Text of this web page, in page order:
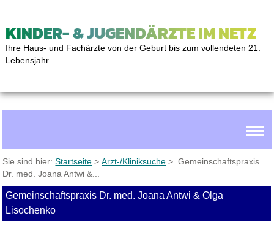
KINDER- & JUGENDÄRZTE IM NETZ
Ihre Haus- und Fachärzte von der Geburt bis zum vollendeten 21.
Lebensjahr
Sie sind hier:Startseite >Arzt-/Kliniksuche > Gemeinschaftspraxis
Dr. med. Joana Antwi &...
Gemeinschaftspraxis Dr. med. Joana Antwi & Olga
Lisochenko